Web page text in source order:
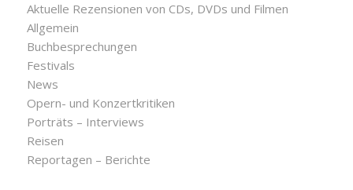
Aktuelle Rezensionen von CDs, DVDs und Filmen
Allgemein
Buchbesprechungen
Festivals
News
Opern- und Konzertkritiken
Porträts – Interviews
Reisen
Reportagen – Berichte